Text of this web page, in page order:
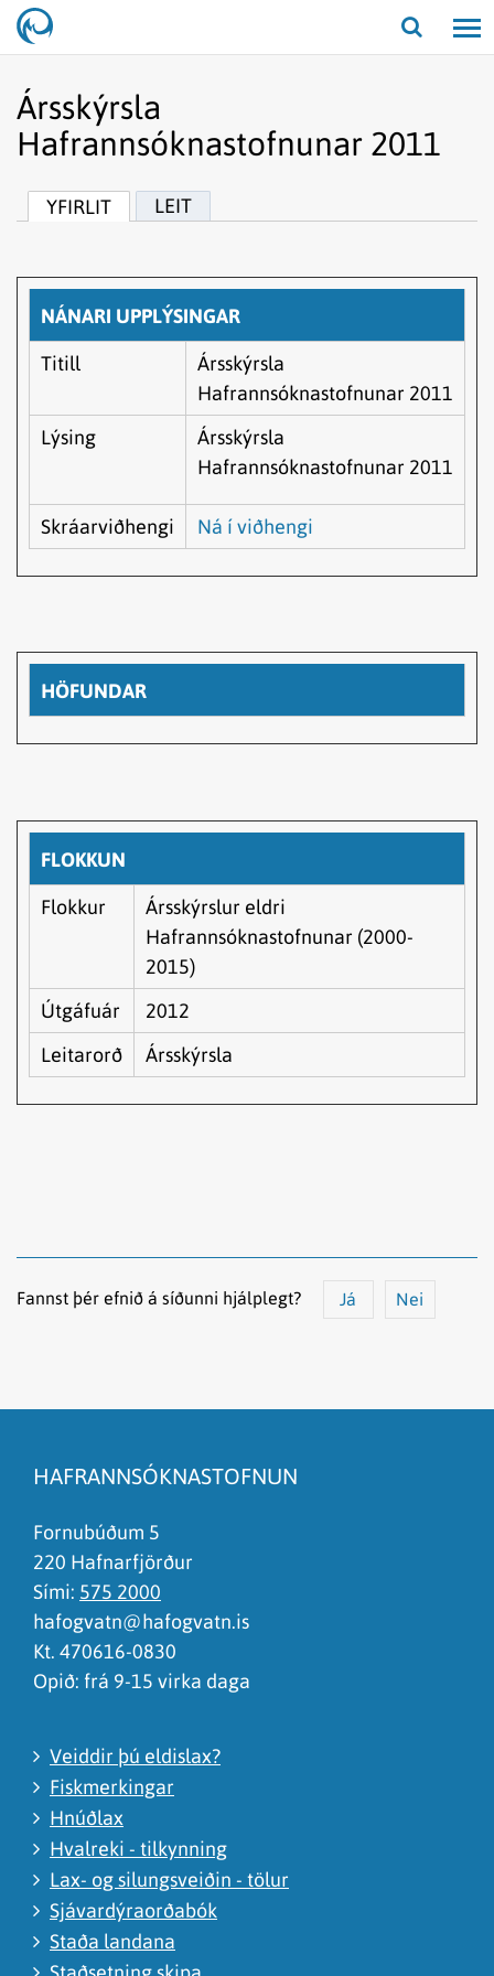
Opna/
Ársskýrsla
Hafrannsóknastofnunar 2011
YFIRLIT LEIT
NÁNARI UPPLÝSINGAR
Titill
Ársskýrsla
Hafrannsóknastofnunar 2011
Lýsing
Ársskýrsla
Hafrannsóknastofnunar 2011
Skráarviðhengi Ná í viðhengi
HÖFUNDAR
FLOKKUN
Flokkur
Ársskýrslur eldri
Hafrannsóknastofnunar (2000-
2015)
Útgáfuár
2012
Leitarorð
Ársskýrsla
Fannst þér efnið á síðunni hjálplegt? Já Nei
Það er of mikið efni á síðunni
Ég skil ekki efnið, finnst það of flókið
HAFRANNSÓKNASTOFNUN
Fornubúðum 5
220 Hafnarfjörður
Sími: 575 2000
hafogvatn@hafogvatn.is
Kt. 470616-0830
Opið: frá 9-15 virka daga
Veiddir þú eldislax?
Fiskmerkingar
Hnúðlax
Hvalreki - tilkynning
Lax- og silungsveiðin - tölur
Sjávardýraorðabók
Staða landana